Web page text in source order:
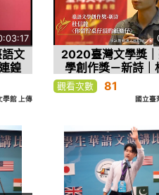
文
鍠
學館 上傳
2020臺灣文學獎
學創作獎－新詩｜
〈你留佇桌仔頂的紙
觀看次數 81
國立臺